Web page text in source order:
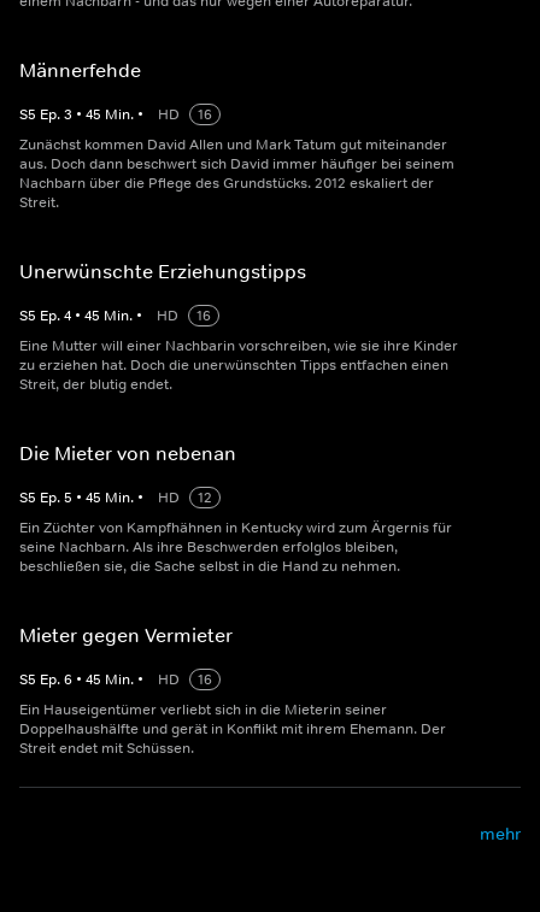
Männerfehde
S5 Ep.3 • 45 Min. • HD
16
Zunächst kommen David Allen und Mark Tatum gut miteinander
aus. Doch dann beschwert sich David immer häufiger bei seinem
Nachbarn über die Pflege des Grundstücks. 2012 eskaliert der
Streit.
Unerwünschte Erziehungstipps
S5 Ep.4 • 45 Min. • HD
16
Eine Mutter will einer Nachbarin vorschreiben, wie sie ihre Kinder
zu erziehen hat. Doch die unerwünschten Tipps entfachen einen
Streit, der blutig endet.
Die Mieter von nebenan
S5 Ep.5 • 45 Min. • HD
12
Ein Züchter von Kampfhähnen in Kentucky wird zum Ärgernis für
seine Nachbarn. Als ihre Beschwerden erfolglos bleiben,
beschließen sie, die Sache selbst in die Hand zu nehmen.
Mieter gegen Vermieter
S5 Ep.6 • 45 Min. • HD
16
Ein Hauseigentümer verliebt sich in die Mieterin seiner
Doppelhaushälfte und gerät in Konflikt mit ihrem Ehemann. Der
Streit endet mit Schüssen.
mehr